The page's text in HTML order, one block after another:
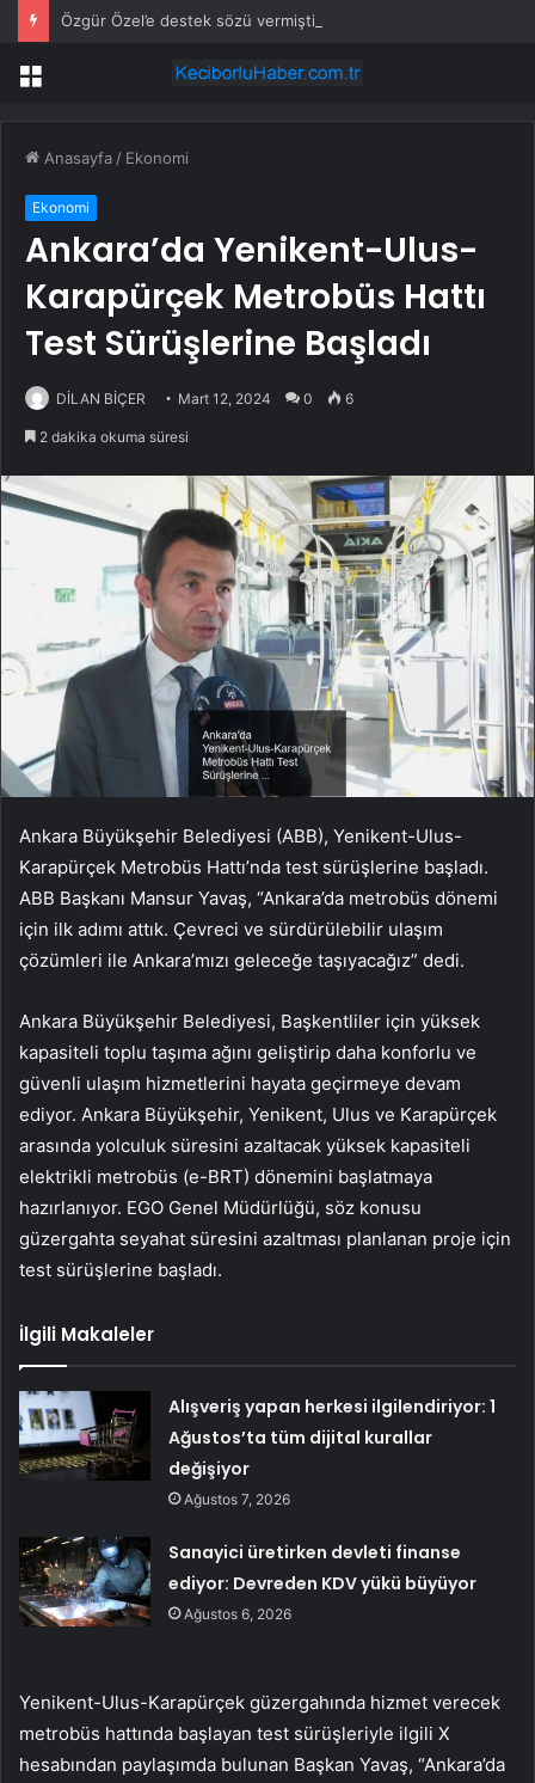
Menü
Anasayfa / Ekonomi
Ekonomi
Ankara’da Yenikent-Ulus-
Karapürçek Metrobüs Hattı
Test Sürüşlerine Başladı
DİLAN BİÇER Mart 12, 2024 0 6
2 dakika okuma süresi
Ankara Büyükşehir Belediyesi (ABB), Yenikent-Ulus-
Karapürçek Metrobüs Hattı’nda test sürüşlerine başladı.
ABB Başkanı Mansur Yavaş, “Ankara’da metrobüs dönemi
için ilk adımı attık. Çevreci ve sürdürülebilir ulaşım
çözümleri ile Ankara’mızı geleceğe taşıyacağız” dedi.
Ankara Büyükşehir Belediyesi, Başkentliler için yüksek
kapasiteli toplu taşıma ağını geliştirip daha konforlu ve
güvenli ulaşım hizmetlerini hayata geçirmeye devam
ediyor. Ankara Büyükşehir, Yenikent, Ulus ve Karapürçek
arasında yolculuk süresini azaltacak yüksek kapasiteli
elektrikli metrobüs (e-BRT) dönemini başlatmaya
hazırlanıyor. EGO Genel Müdürlüğü, söz konusu
güzergahta seyahat süresini azaltması planlanan proje için
test sürüşlerine başladı.
İlgili Makaleler
Alışveriş yapan herkesi ilgilendiriyor: 1
Ağustos’ta tüm dijital kurallar
değişiyor
Ağustos 7, 2026
Sanayici üretirken devleti finanse
ediyor: Devreden KDV yükü büyüyor
Ağustos 6, 2026
Yenikent-Ulus-Karapürçek güzergahında hizmet verecek
metrobüs hattında başlayan test sürüşleriyle ilgili X
hesabından paylaşımda bulunan Başkan Yavaş, “Ankara’da